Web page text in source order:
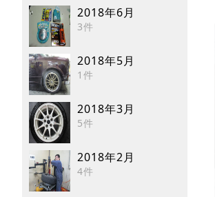
2018年6月
3件
2018年5月
1件
2018年3月
5件
2018年2月
4件